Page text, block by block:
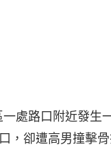
處路口附近發
，卻遭高男撞擊